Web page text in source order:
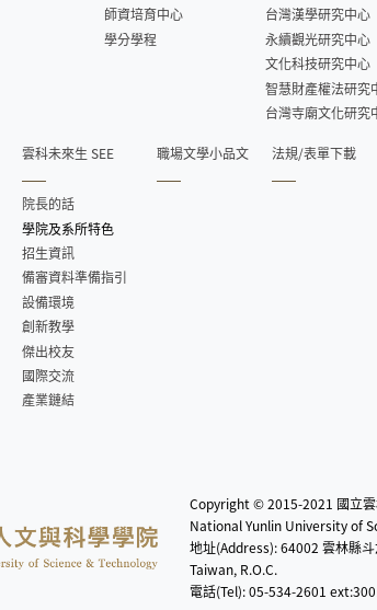
師資培育中心
學分學程
台灣漢學研究中心
永續觀光研究中心
文化科技研究中心
智慧財產權法研究
台灣寺廟文化研究
雲科未來生 SEE
院長的話
學院及系所特色
招生資訊
備審資料準備指引
設備環境
創新教學
傑出校友
國際交流
產業鏈結
職場文學小品文 法規/表單下載
Copyright © 2015-2021 國立
National Yunlin University of
地址(Address): 64002 雲林縣
Taiwan, R.O.C.
電話(Tel): 05-534-2601